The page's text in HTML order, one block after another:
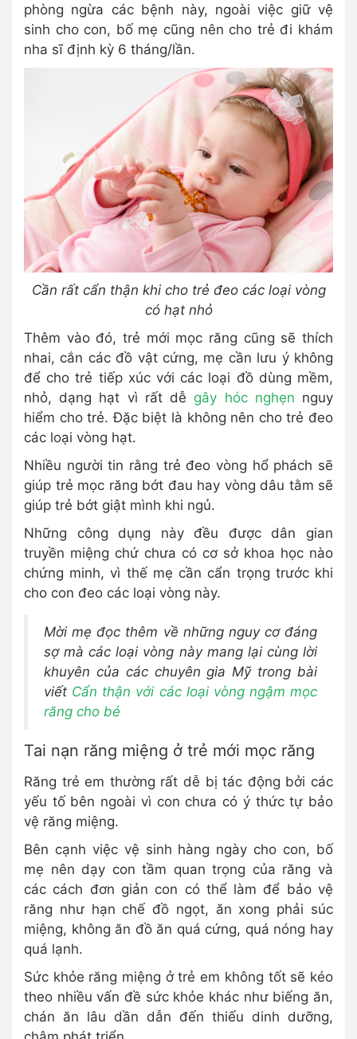
phòng ngừa các bệnh này, ngoài việc giữ vệ
sinh cho con, bố mẹ cũng nên cho trẻ đi khám
nha sĩ định kỳ 6 tháng/lần.
Cần rất cẩn thận khi cho trẻ đeo các loại vòng
có hạt nhỏ
Thêm vào đó, trẻ mới mọc răng cũng sẽ thích
nhai, cắn các đồ vật cứng, mẹ cần lưu ý không
để cho trẻ tiếp xúc với các loại đồ dùng mềm,
nhỏ, dạng hạt vì rất dễ gây hóc nghẹn nguy
hiểm cho trẻ. Đặc biệt là không nên cho trẻ đeo
các loại vòng hạt.
Nhiều người tin rằng trẻ đeo vòng hổ phách sẽ
giúp trẻ mọc răng bớt đau hay vòng dâu tằm sẽ
giúp trẻ bớt giật mình khi ngủ.
Những công dụng này đều được dân gian
truyền miệng chứ chưa có cơ sở khoa học nào
chứng minh, vì thế mẹ cần cẩn trọng trước khi
cho con đeo các loại vòng này.
Mời mẹ đọc thêm về những nguy cơ đáng
sợ mà các loại vòng này mang lại cùng lời
khuyên của các chuyên gia Mỹ trong bài
viết Cẩn thận với các loại vòng ngậm mọc
răng cho bé
Tai nạn răng miệng ở trẻ mới mọc răng
Răng trẻ em thường rất dễ bị tác động bởi các
yếu tố bên ngoài vì con chưa có ý thức tự bảo
vệ răng miệng.
Bên cạnh việc vệ sinh hàng ngày cho con, bố
mẹ nên dạy con tầm quan trọng của răng và
các cách đơn giản con có thể làm để bảo vệ
răng như hạn chế đồ ngọt, ăn xong phải súc
miệng, không ăn đồ ăn quá cứng, quá nóng hay
quá lạnh.
Sức khỏe răng miệng ở trẻ em không tốt sẽ kéo
theo nhiều vấn đề sức khỏe khác như biếng ăn,
chán ăn lâu dần dẫn đến thiếu dinh dưỡng,